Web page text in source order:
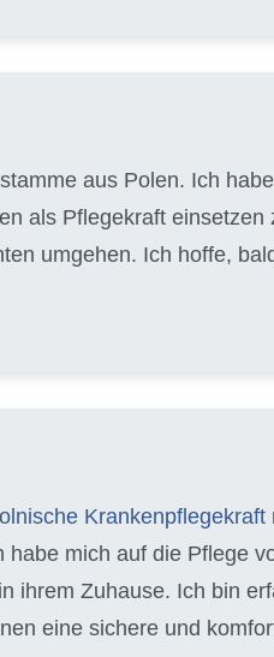
aus Polen. Ich
als Pflegekraft
umgehen. Ich hoffe,
Krankenpflegekraft
habe mich auf die Pflege
ihrem Zuhause. Ich bin
eine sichere und